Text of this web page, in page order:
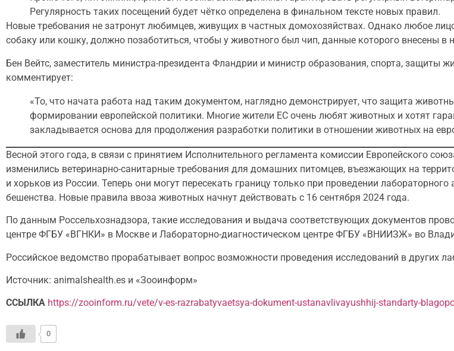
Регулярность таких посещений будет чётко определена в финальном тексте новых правил.
Новые требования не затронут любимцев, живущих в частных домохозяйствах. Однако любое
собаку или кошку, должно позаботиться, чтобы у животного был чип, данные которого внесены в
Бен Вейтс, заместитель министра-президента Фландрии и министр образования, спорта, защиты
комментирует:
«То, что начата работа над таким документом, наглядно демонстрирует, что защита
формировании европейской политики. Многие жители ЕС очень любят животных и хотят
закладывается основа для продолжения разработки политики в отношении животных на
Весной этого года, в связи с принятием Исполнительного регламента комиссии Европейского
изменились ветеринарно-санитарные требования для домашних питомцев, въезжающих на
и хорьков из России. Теперь они могут пересекать границу только при проведении
бешенства. Новые правила ввоза животных начнут действовать с 16 сентября 2024 года.
По данным Россельхознадзора, такие исследования и выдача соответствующих документов
центре ФГБУ «ВГНКИ» в Москве и Лабораторно-диагностическом центре ФГБУ «ВНИИЗЖ» во
Российское ведомство прорабатывает вопрос возможности проведения исследований в других
Источник: animalshealth.es и «Зооинформ»
ССЫЛКА https://zooinform.ru/vete/v-es-razrabatyvaetsya-dokument-ustanavlivayushhij-standarty-
0